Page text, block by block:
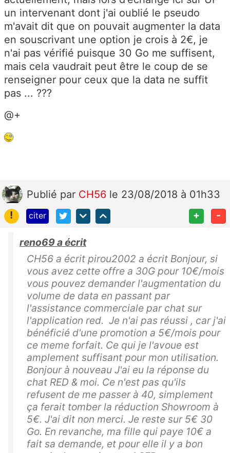
un intervenant dont j'ai oublié le pseudo
m'avait dit que on pouvait augmenter la data
en souscrivant une option je crois à 2€, je
n'ai pas vérifié puisque 30 Go me suffisent,
mais cela vaudrait peut être le coup de se
renseigner pour ceux que la data ne suffit
pas ... ???
@+
Publié par CH56 le 23/08/2018 à 01h33
!
citer + -
reno69 a écrit
CH56 a écrit pirou2002 a écrit Bonjour, si
vous avez cette offre a 30G pour 10€/mois
vous pouvez demander l'augmentation du
volume de data en passant par
l'assistance commerciale par chat sur
l'application red. Je n'ai pas réussi , car j'ai
bénéficié d'une promotion a 5€/mois pour
ce meme forfait. Ce qui je l'avoue est
amplement suffisant pour mon utilisation.
Bonjour à nouveau J'ai eu la réponse du
chat RED & moi. Ce n'est pas qu'ils
refusent de me passer à 40, simplement
ça ferait tomber la réduction Showroom à
5€. J'ai dit non merci. Je reste sur 5€ 30
Go. En revanche, ma fille qui paye 10€ a
fait sa demande, et pour elle il y a bon